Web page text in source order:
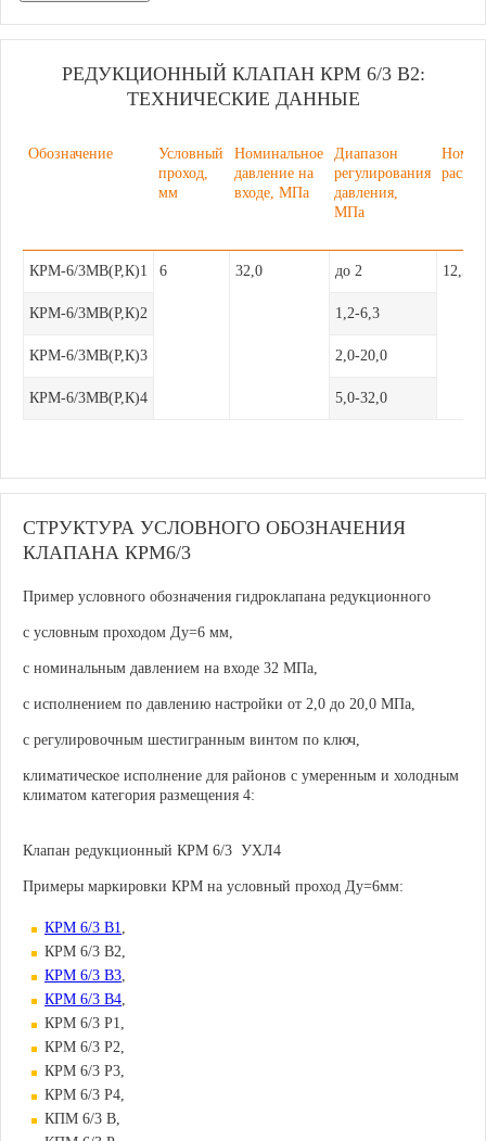
РЕДУКЦИОННЫЙ КЛАПАН КРМ 6/3 В2:
ТЕХНИЧЕСКИЕ ДАННЫЕ
Обозначение
Условный
проход,
мм
Номинальное
давление на
входе, МПа
Диапазон
регулирования
давления,
МПа
КРМ-6/3МВ(Р,К)1 6 32,0 до 2 12,5
КРМ-6/3МВ(Р,К)2 1,2-6,3
КРМ-6/3МВ(Р,К)3 2,0-20,0
КРМ-6/3МВ(Р,К)4 5,0-32,0
СТРУКТУРА УСЛОВНОГО ОБОЗНАЧЕНИЯ
КЛАПАНА КРМ6/3
Пример условного обозначения гидроклапана редукционного
с условным проходом Ду=6 мм,
с номинальным давлением на входе 32 МПа,
с исполнением по давлению настройки от 2,0 до 20,0 МПа,
с регулировочным шестигранным винтом по ключ,
климатическое исполнение для районов с умеренным и холодным
климатом категория размещения 4:
Клапан редукционный КРМ 6/3 УХЛ4
Примеры маркировки КРМ на условный проход Ду=6мм:
КРМ 6/3 В1,
КРМ 6/3 В2,
КРМ 6/3 В3,
КРМ 6/3 В4,
КРМ 6/3 Р1,
КРМ 6/3 Р2,
КРМ 6/3 Р3,
КРМ 6/3 Р4,
КПМ 6/3 В,